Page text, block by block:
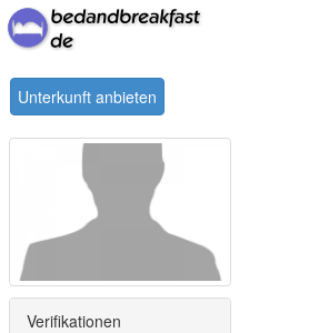
Unterkunft anbieten
Verifikationen